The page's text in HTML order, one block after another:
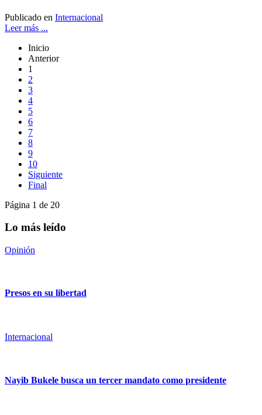
Publicado en Internacional
Leer más ...
Inicio
Anterior
1
2
3
4
5
6
7
8
9
10
Siguiente
Final
Página 1 de 20
Lo más leído
Opinión
Presos en su libertad
Internacional
Nayib Bukele busca un tercer mandato como presidente